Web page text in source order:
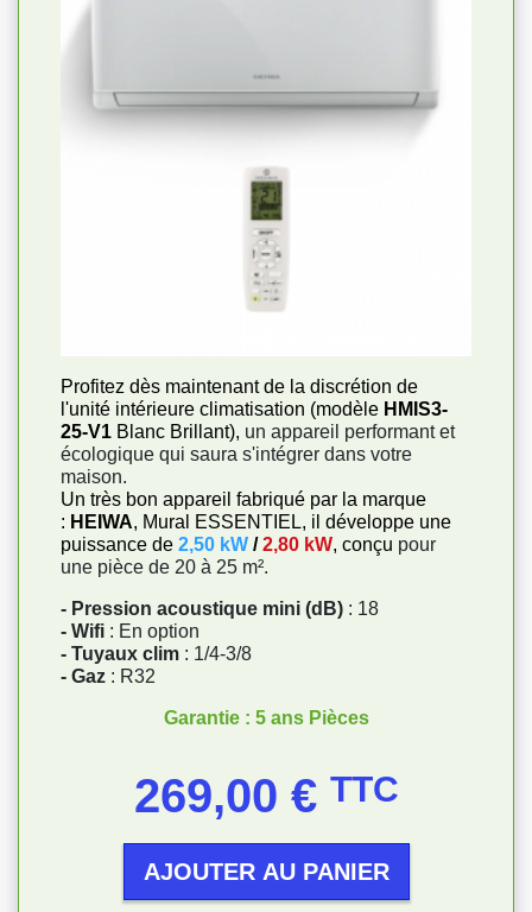
Profitez dès maintenant de la discrétion de
l'unité intérieure climatisation (modèle HMIS3-
25-V1 Blanc Brillant), un appareil performant et
écologique qui saura s'intégrer dans votre
maison.
Un très bon appareil fabriqué par la marque
: HEIWA, Mural ESSENTIEL, il développe une
puissance de 2,50 kW /2,80 kW, conçu pour
une pièce de 20 à 25 m².
- Pression acoustique mini (dB) : 18
- Wifi : En option
- Tuyaux clim : 1/4-3/8
- Gaz : R32
Garantie : 5 ans Pièces
269,00 € TTC
AJOUTER AU PANIER